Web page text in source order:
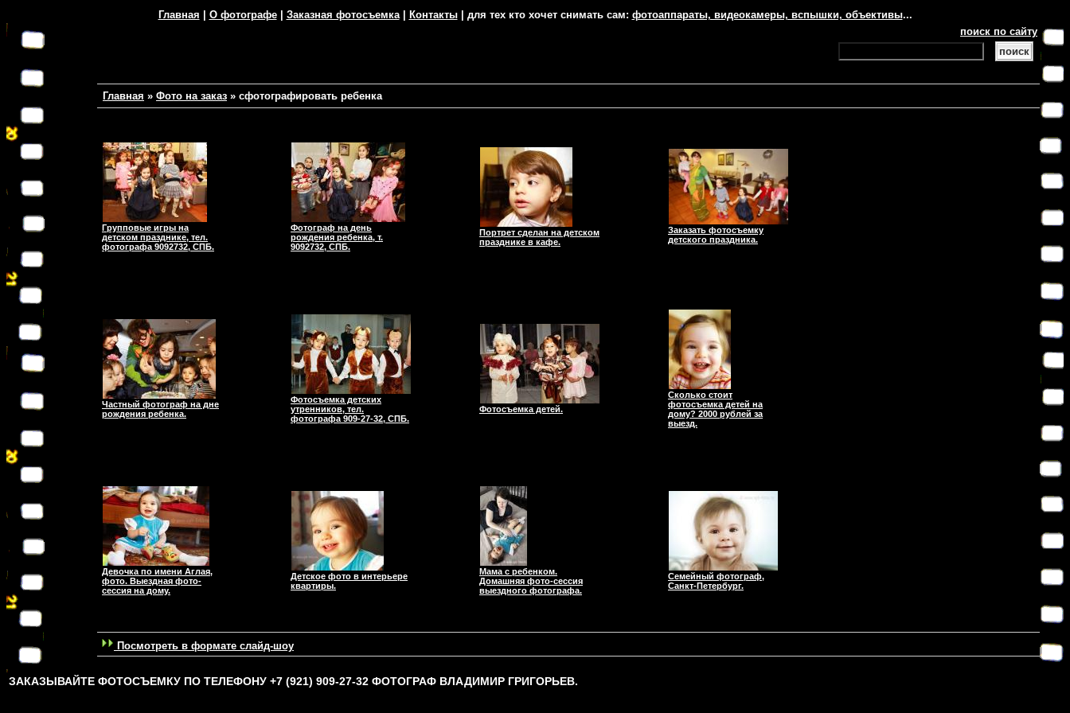
Главная О фотографе| Заказная фотосъемка| Контакты| для тех кто хочет снимать сам: фотоаппараты, видеокамеры, вспышки, объективы...
поиск по сайту
Главная » Фото на заказ » сфотографировать ребенка
Групповые игры на
детском празднике, тел.
фотографа 9092732, СПБ.
Фотограф на день
рождения ребенка, т.
9092732, СПБ.
Портрет сделан на детском
празднике в кафе.
Заказать фотосъемку
детского праздника.
Частный фотограф на дне
рождения ребенка.
Фотосъемка детских
утренников, тел.
фотографа 909-27-32, СПБ.
Фотосъемка детей.
Сколько стоит
фотосъемка детей на
дому? 2000 рублей за
выезд.
Девочка по имени Аглая,
фото. Выездная фото-
сессия на дому.
Детское фото в интерьере
квартиры.
Мама с ребенком.
Домашняя фото-сессия
выездного фотографа.
Семейный фотограф,
Санкт-Петербург.
Посмотреть в формате слайд-шоу
ЗАКАЗЫВАЙТЕ ФОТОСЪЕМКУ ПО ТЕЛЕФОНУ +7 (921) 909-27-32 ФОТОГРАФ ВЛАДИМИР ГРИГОРЬЕВ.